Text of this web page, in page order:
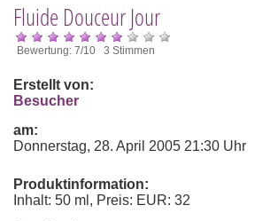
Fluide Douceur Jour
Bewertung: 7/10 3 Stimmen
Erstellt von:
Besucher
am:
Donnerstag, 28. April 2005 21:30 Uhr
Produktinformation:
Inhalt: 50 ml, Preis: EUR: 32